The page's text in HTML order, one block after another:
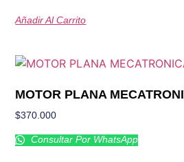
Añadir Al Carrito
MOTOR PLANA
$370.000
Consultar Por WhatsApp